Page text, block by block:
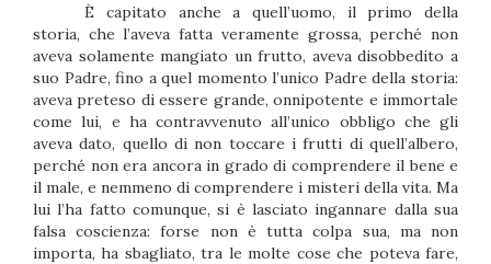
È capitato anche a quell’uomo, il primo della
storia, che l’aveva fatta veramente grossa, perché non
aveva solamente mangiato un frutto, aveva disobbedito a
suo Padre, fino a quel momento l’unico Padre della storia:
aveva preteso di essere grande, onnipotente e immortale
come lui, e ha contravvenuto all’unico obbligo che gli
aveva dato, quello di non toccare i frutti di quell’albero,
perché non era ancora in grado di comprendere il bene e
il male, e nemmeno di comprendere i misteri della vita. Ma
lui l’ha fatto comunque, si è lasciato ingannare dalla sua
falsa coscienza: forse non è tutta colpa sua, ma non
importa, ha sbagliato, tra le molte cose che poteva fare,